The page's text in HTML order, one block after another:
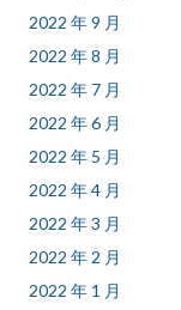
2022 年 9 月
2022 年 8 月
2022 年 7 月
2022 年 6 月
2022 年 5 月
2022 年 4 月
2022 年 3 月
2022 年 2 月
2022 年 1 月